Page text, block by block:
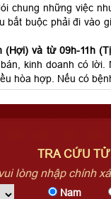
chung những việc
bắt buộc phải đi vào
(Hợi) và từ 09h-11h
kinh doanh có
hòa hợp. Nếu có
TRA CỨU
lòng nhập chính
Nam